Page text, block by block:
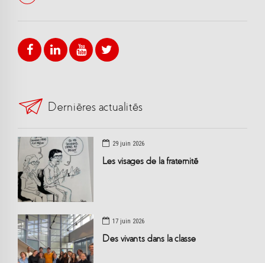
Dernières actualités
29 juin 2026
Les visages de la fraternité
17 juin 2026
Des vivants dans la classe